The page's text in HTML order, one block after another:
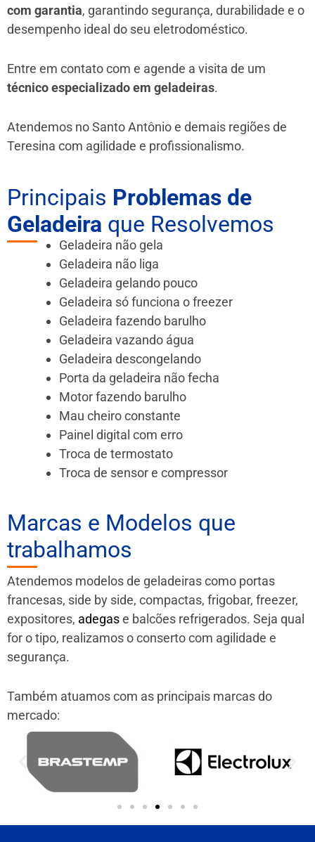
com garantia, garantindo segurança, durabilidade e o
desempenho ideal do seu eletrodoméstico.
Entre em contato com e agende a visita de um
técnico especializado em geladeiras.
Atendemos no Santo Antônio e demais regiões de
Teresina com agilidade e profissionalismo.
Principais Problemas de
Geladeira que Resolvemos
Geladeira não gela
Geladeira não liga
Geladeira gelando pouco
Geladeira só funciona o freezer
Geladeira fazendo barulho
Geladeira vazando água
Geladeira descongelando
Porta da geladeira não fecha
Motor fazendo barulho
Mau cheiro constante
Painel digital com erro
Troca de termostato
Troca de sensor e compressor
Marcas e Modelos que
trabalhamos
Atendemos modelos de geladeiras como portas
francesas, side by side, compactas, frigobar, freezer,
expositores, adegase balcões refrigerados. Seja qual
for o tipo, realizamos o conserto com agilidade e
segurança.
Também atuamos com as principais marcas do
mercado: